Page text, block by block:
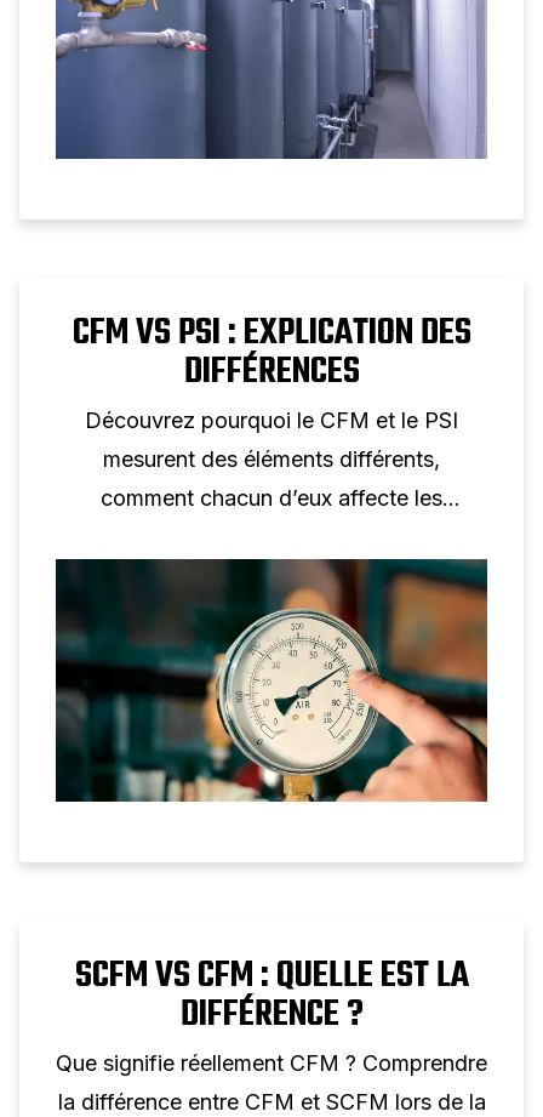
CFM VS PSI : EXPLICATION DES
DIFFÉRENCES
Découvrez pourquoi le CFM et le PSI
mesurent des éléments différents,
comment chacun d’eux affecte les
pourquoi aucune conversion individuelle
n’est possible.
SCFM VS CFM : QUELLE EST LA
DIFFÉRENCE ?
Que signifie réellement CFM ? Comprendre
la différence entre CFM et SCFM lors de la